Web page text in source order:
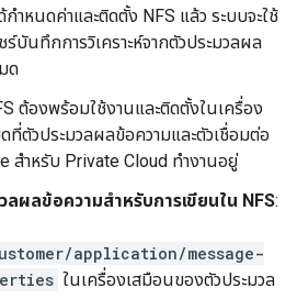
กำหนดค่าและติดตั้ง NFS แล้ว ระบบจะใช้
บันทึกการวิเคราะห์จากตัวประมวลผล
ด
ต้องพร้อมใช้งานและติดตั้งในเครื่อง
ที่ตัวประมวลผลข้อความและตัวเชื่อมต่อ
สำหรับ Private Cloud ทำงานอยู่
ลผลข้อความสำหรับการเขียนใน NFS:
application/message-
ในเครื่องเสมือนของตัวประมวล